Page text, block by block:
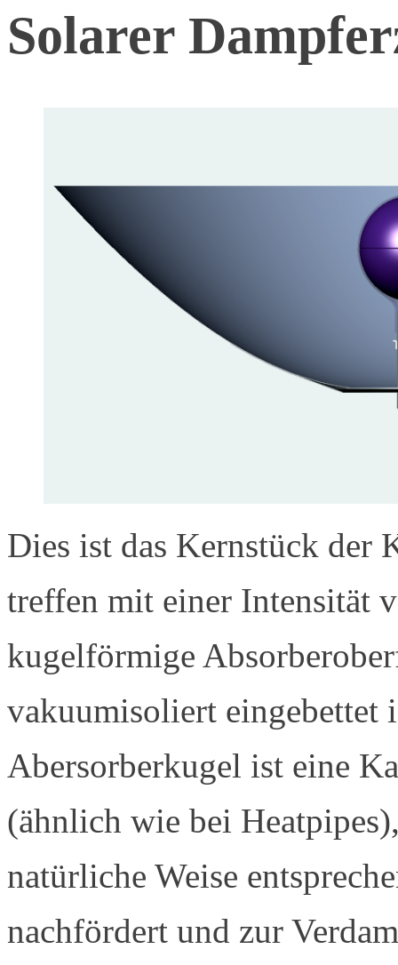
Solarer
Dies ist das Kernstück der
treffen mit einer Intensität
kugelförmige
vakuumisoliert eingebettet
Abersorberkugel ist eine
(ähnlich wie bei
natürliche Weise
nachfördert und zur